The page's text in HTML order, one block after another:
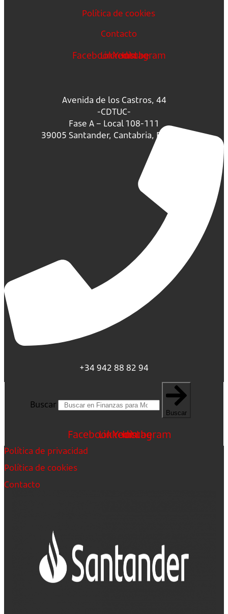
Política de cookies
Contacto
FacebookLinkedin
Youtube
Instagram
Avenida de los Castros, 44
-CDTUC-
Fase A – Local 108-111
39005 Santander, Cantabria, España.
+34 942 88 82 94
Buscar
Buscar
FacebookLinkedin
Youtube
Instagram
Política de privacidad
Política de cookies
Contacto